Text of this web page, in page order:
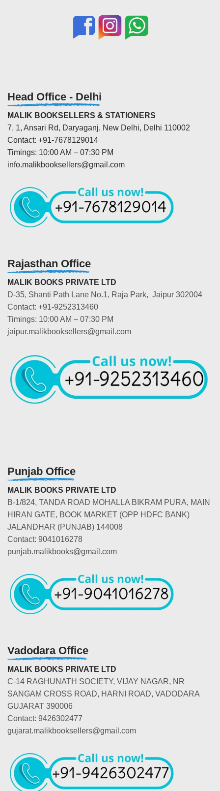
Head Office - Delhi
MALIK BOOKSELLERS & STATIONERS
7, 1, Ansari Rd, Daryaganj, New Delhi, Delhi 110002
Contact: +91-7678129014
Timings: 10:00 AM – 07:30 PM
info.malikbooksellers@gmail.com
Rajasthan Office
MALIK BOOKS PRIVATE LTD
D-35, Shanti Path Lane No.1, Raja Park, Jaipur 302004
Contact: +91-9252313460
Timings: 10:00 AM – 07:30 PM
jaipur.malikbooksellers@gmail.com
Punjab Office
MALIK BOOKS PRIVATE LTD
B-1/824, TANDA ROAD MOHALLA BIKRAM PURA, MAIN
HIRAN GATE, BOOK MARKET (OPP HDFC BANK)
JALANDHAR (PUNJAB) 144008
Contact: 9041016278
punjab.malikbooks@gmail.com
Vadodara Office
MALIK BOOKS PRIVATE LTD
C-14 RAGHUNATH SOCIETY, VIJAY NAGAR, NR
SANGAM CROSS ROAD, HARNI ROAD, VADODARA
GUJARAT 390006
Contact: 9426302477
gujarat.malikbooksellers@gmail.com